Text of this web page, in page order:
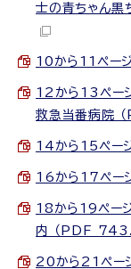
士の青ちゃん黒
10から11ペー
12から13ペー
救急当番病院
14から15ペー
16から17ペー
18から19ペー
内 （PDF
20から21ペー